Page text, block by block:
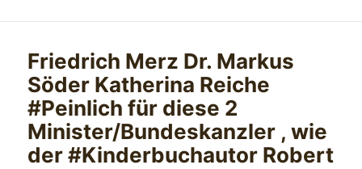
Friedrich Merz Dr. Markus
Söder Katherina Reiche
#Peinlich für diese 2
Minister/Bundeskanzler , wie
der #Kinderbuchautor Robert